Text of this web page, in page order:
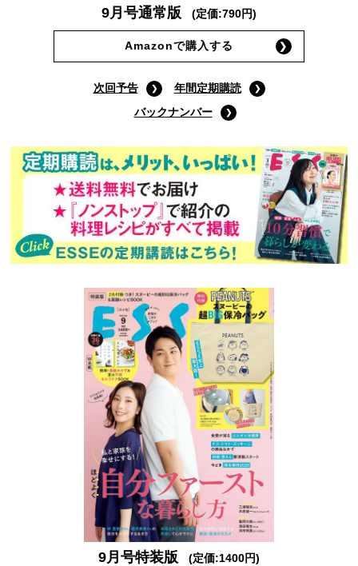
9月号通常版 (定価:790円)
Amazonで購入する
次回予告
年間定期購読
バックナンバー
9月号特装版 (定価:1400円)